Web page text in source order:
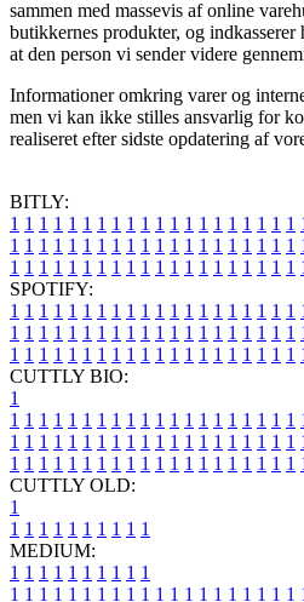
sammen med massevis af online
butikkernes produkter, og
at den person vi sender videre
Informationer omkring varer og
men vi kan ikke stilles ansvarlig for
realiseret efter sidste opdatering af
BITLY:
1 1 1 1 1 1 1 1 1 1 1 1 1 1 1 1 1 1 1 1
1 1 1 1 1 1 1 1 1 1 1 1 1 1 1 1 1 1 1 1
1 1 1 1 1 1 1 1 1 1 1 1 1 1 1 1 1 1 1 1
SPOTIFY:
1 1 1 1 1 1 1 1 1 1 1 1 1 1 1 1 1 1 1 1
1 1 1 1 1 1 1 1 1 1 1 1 1 1 1 1 1 1 1 1
1 1 1 1 1 1 1 1 1 1 1 1 1 1 1 1 1 1 1 1
CUTTLY BIO:
1
1 1 1 1 1 1 1 1 1 1 1 1 1 1 1 1 1 1 1 1
1 1 1 1 1 1 1 1 1 1 1 1 1 1 1 1 1 1 1 1
1 1 1 1 1 1 1 1 1 1 1 1 1 1 1 1 1 1 1 1
CUTTLY OLD:
1
1 1 1 1 1 1 1 1 1 1
MEDIUM:
1 1 1 1 1 1 1 1 1 1
1 1 1 1 1 1 1 1 1 1 1 1 1 1 1 1 1 1 1 1